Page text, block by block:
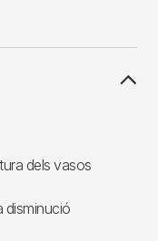
dels vasos
disminució